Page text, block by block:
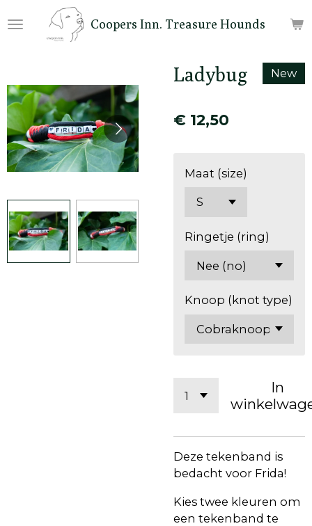
direct
Coopers Inn. Treasure Hounds
Ladybug New
€ 12,50
Maat (size)
Ringetje (ring)
Knoop (knot type)
In
Deze tekenband is
bedacht voor Frida!
Kies twee kleuren om
een tekenband te